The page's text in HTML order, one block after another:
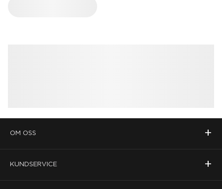
OM OSS +
KUNDSERVICE +